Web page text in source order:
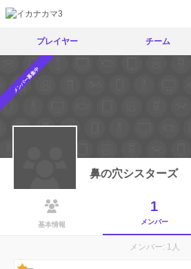
プレイヤー チーム
メンバー募集中
鼻の穴シスターズ
基本情報
1
メンバー
メンバー: 1人